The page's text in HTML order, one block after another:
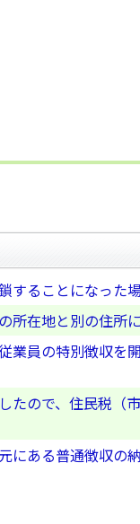
することになっ
所在地と別の住
業員の特別徴収
たので、住民税
にある普通徴収